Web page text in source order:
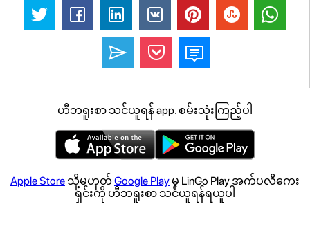
ဟီဘရူးစာ သင်ယူရန် app. စမ်းသုံးကြည့်ပါ
Apple Store သို့မဟုတ် Google Play မှ LinGo Play အက်ပလီကေး
ရှင်းကို ဟီဘရူးစာ သင်ယူရန်ရယူပါ